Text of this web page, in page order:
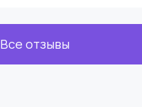
Все отзывы